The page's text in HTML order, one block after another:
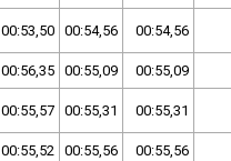
00:53,50 00:54,56 00:54,56
00:56,35 00:55,09 00:55,09
00:55,57 00:55,31 00:55,31
00:55,52 00:55,56 00:55,56